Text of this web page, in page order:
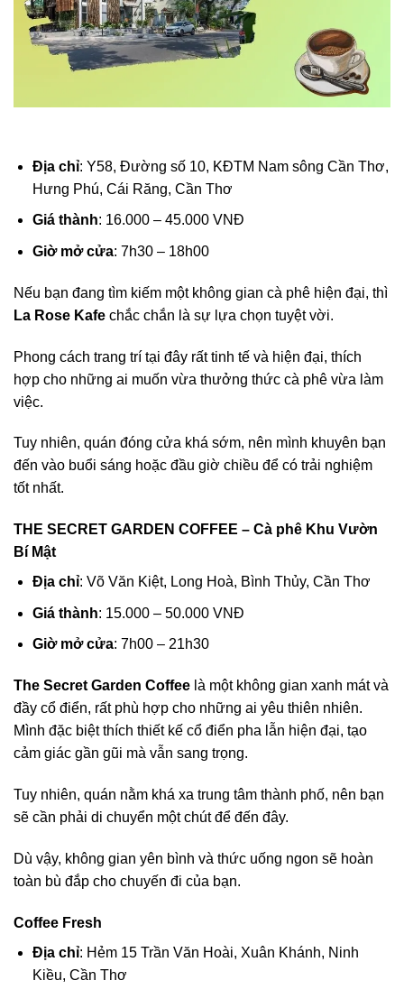
Địa chỉ: Y58, Đường số 10, KĐTM Nam sông Cần Thơ,
Hưng Phú, Cái Răng, Cần Thơ
Giá thành: 16.000 – 45.000 VNĐ
Giờ mở cửa: 7h30 – 18h00
Nếu bạn đang tìm kiếm một không gian cà phê hiện đại, thì
La Rose Kafe chắc chắn là sự lựa chọn tuyệt vời.
Phong cách trang trí tại đây rất tinh tế và hiện đại, thích
hợp cho những ai muốn vừa thưởng thức cà phê vừa làm
việc.
Tuy nhiên, quán đóng cửa khá sớm, nên mình khuyên bạn
đến vào buổi sáng hoặc đầu giờ chiều để có trải nghiệm
tốt nhất.
THE SECRET GARDEN COFFEE – Cà phê Khu Vườn
Bí Mật
Địa chỉ: Võ Văn Kiệt, Long Hoà, Bình Thủy, Cần Thơ
Giá thành: 15.000 – 50.000 VNĐ
Giờ mở cửa: 7h00 – 21h30
The Secret Garden Coffee là một không gian xanh mát và
đầy cổ điển, rất phù hợp cho những ai yêu thiên nhiên.
Mình đặc biệt thích thiết kế cổ điển pha lẫn hiện đại, tạo
cảm giác gần gũi mà vẫn sang trọng.
Tuy nhiên, quán nằm khá xa trung tâm thành phố, nên bạn
sẽ cần phải di chuyển một chút để đến đây.
Dù vậy, không gian yên bình và thức uống ngon sẽ hoàn
toàn bù đắp cho chuyến đi của bạn.
Coffee Fresh
Địa chỉ: Hẻm 15 Trần Văn Hoài, Xuân Khánh, Ninh
Kiều, Cần Thơ